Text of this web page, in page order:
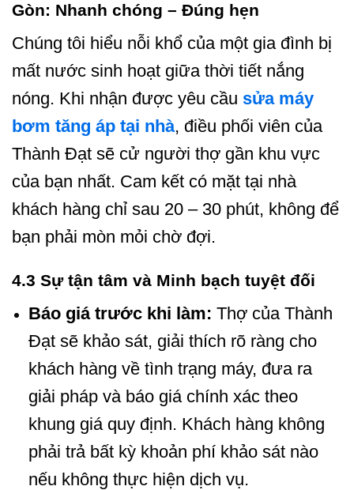
Gòn: Nhanh chóng – Đúng hẹn
Chúng tôi hiểu nỗi khổ của một gia đình bị
mất nước sinh hoạt giữa thời tiết nắng
nóng. Khi nhận được yêu cầu sửa máy
bơm tăng áp tại nhà, điều phối viên của
Thành Đạt sẽ cử người thợ gần khu vực
của bạn nhất. Cam kết có mặt tại nhà
khách hàng chỉ sau 20 – 30 phút, không để
bạn phải mòn mỏi chờ đợi.
4.3 Sự tận tâm và Minh bạch tuyệt đối
Báo giá trước khi làm: Thợ của Thành
Đạt sẽ khảo sát, giải thích rõ ràng cho
khách hàng về tình trạng máy, đưa ra
giải pháp và báo giá chính xác theo
khung giá quy định. Khách hàng không
phải trả bất kỳ khoản phí khảo sát nào
nếu không thực hiện dịch vụ.